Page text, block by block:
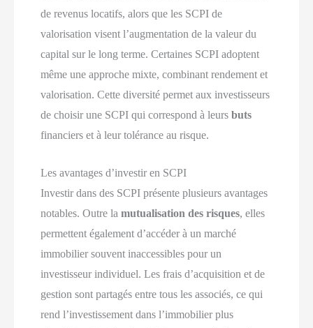
de revenus locatifs, alors que les SCPI de
valorisation visent l’augmentation de la valeur du
capital sur le long terme. Certaines SCPI adoptent
même une approche mixte, combinant rendement et
valorisation. Cette diversité permet aux investisseurs
de choisir une SCPI qui correspond à leursbuts
financiers et à leur tolérance au risque.
Les avantages d’investir en SCPI
Investir dans des SCPI présente plusieurs avantages
notables. Outre lamutualisation des risques, elles
permettent également d’accéder à un marché
immobilier souvent inaccessibles pour un
investisseur individuel. Les frais d’acquisition et de
gestion sont partagés entre tous les associés, ce qui
rend l’investissement dans l’immobilier plus